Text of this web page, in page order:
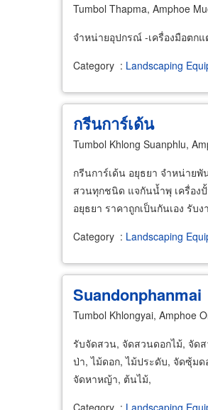
Tumbol Thapma, Amphoe
จำหน่ายอุปกรณ์ -เครื่องมือตก
Category : Landscaping
กรีนการ์เด้น
Tumbol Khlong Suanphlu,
กรีนการ์เด้น อยุธยา จำหน่าย
สวนทุกชนิด แจกันน้ำพุ เครื่อง
อยุธยา ราคาถูกเป็นกันเอง รั
Category : Landscaping
Suandonphanmai
Tumbol Khlongyai, Amphoe
รับจัดสวน, จัดสวนดอกไม้, จัด
ป่า, ไม้ดอก, ไม้ประดับ, จัดซุ้ม
จัดหาหญ้า, ต้นไม้,
Category : Landscaping